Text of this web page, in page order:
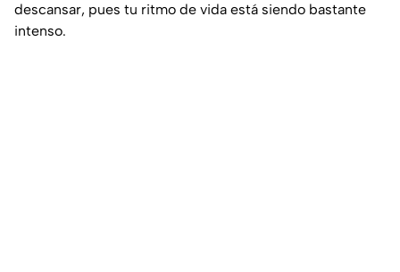
descansar, pues tu ritmo de vida está siendo bastante
intenso.